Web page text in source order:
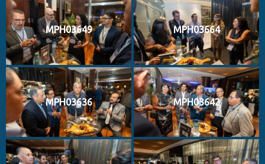
MPH03649 MPH03664
MPH03636 MPH03642